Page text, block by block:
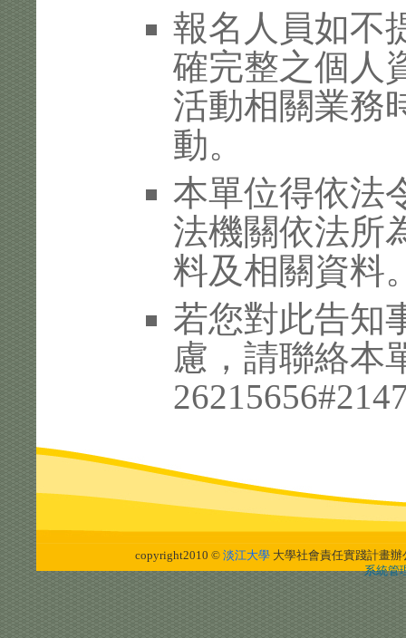
報名人員如不
確完整之個人
活動相關業務
動。
本單位得依法
法機關依法所
料及相關資料
若您對此告知
慮，請聯絡本
copyright2010 © 淡江大學 大學社會責任實踐計畫辦
系統管